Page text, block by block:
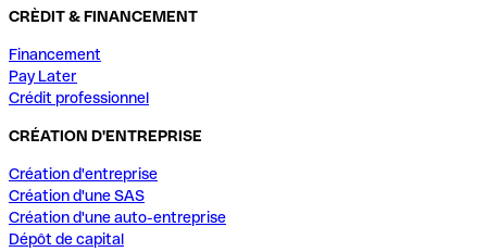
CRÈDIT & FINANCEMENT
Financement
Pay Later
Crédit professionnel
CRÉATION D'ENTREPRISE
Création d'entreprise
Création d'une SAS
Création d'une auto-entreprise
Dépôt de capital